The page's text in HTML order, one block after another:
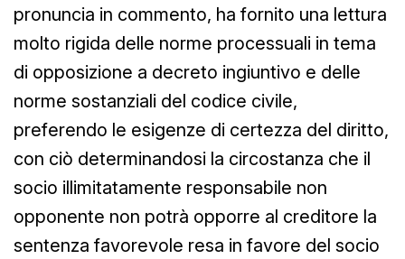
pronuncia in commento, ha fornito una lettura
molto rigida delle norme processuali in tema
di opposizione a decreto ingiuntivo e delle
norme sostanziali del codice civile,
preferendo le esigenze di certezza del diritto,
con ciò determinandosi la circostanza che il
socio illimitatamente responsabile non
opponente non potrà opporre al creditore la
sentenza favorevole resa in favore del socio